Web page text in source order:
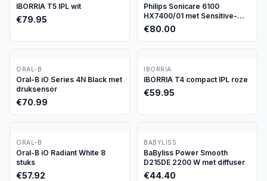
IBORRIA T5 IPL wit
€79.95
Philips Sonicare 6100
HX7400/01 met Sensitive-
stand
€80.00
ORAL-B
Oral-B iO Series 4N Black met
druksensor
€70.99
IBORRIA
IBORRIA T4 compact IPL roze
€59.95
ORAL-B
Oral-B iO Radiant White 8
stuks
€57.92
BABYLISS
BaByliss Power Smooth
D215DE 2200 W met diffuser
€44.40